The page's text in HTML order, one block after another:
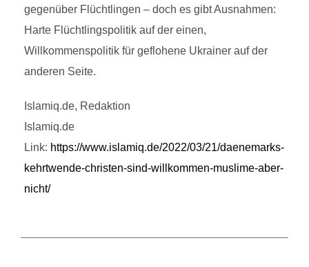
gegenüber Flüchtlingen – doch es gibt Ausnahmen:
Harte Flüchtlingspolitik auf der einen,
Willkommenspolitik für geflohene Ukrainer auf der
anderen Seite.
Islamiq.de, Redaktion
Islamiq.de
Link: https://www.islamiq.de/2022/03/21/daenemarks-
kehrtwende-christen-sind-willkommen-muslime-aber-
nicht/